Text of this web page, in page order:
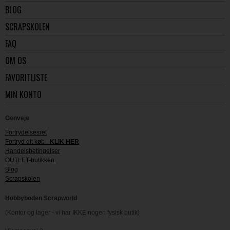
BLOG
SCRAPSKOLEN
FAQ
OM OS
FAVORITLISTE
MIN KONTO
Genveje
Fortrydelsesret
Fortryd dit køb - KLIK HER
Handelsbetingelser
OUTLET-butikken
Blog
Scrapskolen
Hobbyboden Scrapworld
(Kontor og lager - vi har IKKE nogen fysisk butik)